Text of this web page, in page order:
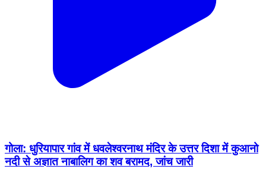
गोला: धुरियापार गांव में धवलेश्वरनाथ मंदिर के उत्तर दिशा में कुआनो
नदी से अज्ञात नाबालिग का शव बरामद, जांच जारी